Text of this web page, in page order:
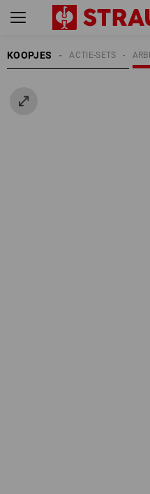
KOOPJES ACTIE-SETS